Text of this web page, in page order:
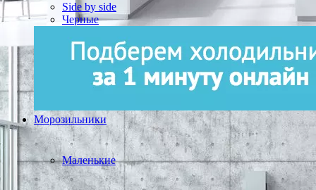
Side by side
Черные
Морозильники
Маленькие